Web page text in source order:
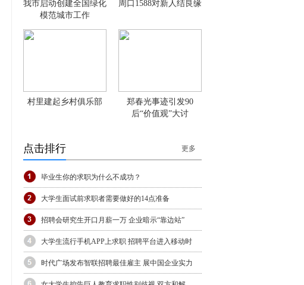
我市启动创建全国绿化
模范城市工作
周口1588对新人结良缘
村里建起乡村俱乐部
郑春光事迹引发90
后“价值观”大讨
点击排行 更多
毕业生你的求职为什么不成功？
大学生面试前求职者需要做好的14点准备
招聘会研究生开口月薪一万 企业暗示“靠边站”
大学生流行手机APP上求职 招聘平台进入移动时
时代广场发布智联招聘最佳雇主 展中国企业实力